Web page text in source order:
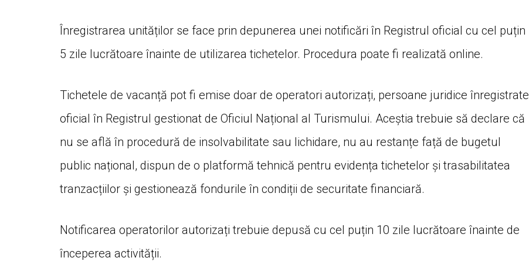
Înregistrarea unităților se face prin depunerea unei notificări în Registrul oficial cu cel puțin
5 zile lucrătoare înainte de utilizarea tichetelor. Procedura poate fi realizată online.
Tichetele de vacanță pot fi emise doar de operatori autorizați, persoane juridice înregistrate
oficial în Registrul gestionat de Oficiul Național al Turismului. Aceștia trebuie să declare că
nu se află în procedură de insolvabilitate sau lichidare, nu au restanțe față de bugetul
public național, dispun de o platformă tehnică pentru evidența tichetelor și trasabilitatea
tranzacțiilor și gestionează fondurile în condiții de securitate financiară.
Notificarea operatorilor autorizați trebuie depusă cu cel puțin 10 zile lucrătoare înainte de
începerea activității.